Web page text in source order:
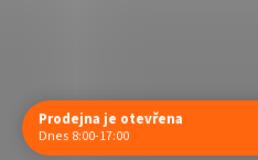
Prodejna je otevřena
Dnes 8:00-17:00Navštivte nás osobně